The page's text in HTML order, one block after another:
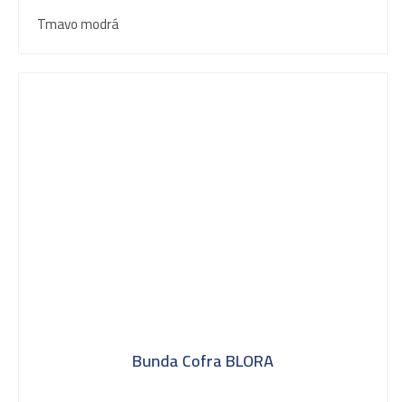
Tmavo modrá
Bunda Cofra BLORA